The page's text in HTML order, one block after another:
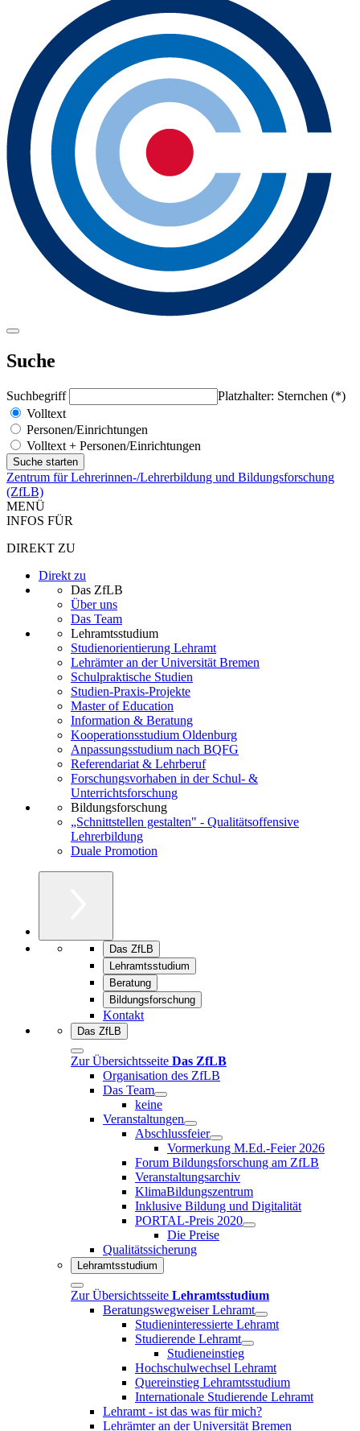
Suche
Suchbegriff
Platzhalter: Sternchen (*)
Volltext
Personen/Einrichtungen
Volltext + Personen/Einrichtungen
Zentrum für Lehrerinnen-/Lehrerbildung und Bildungsforschung
(ZfLB)
MENÜ
INFOS FÜR
DIREKT ZU
Direkt zu
Das ZfLB
Über uns
Das Team
Lehramtsstudium
Studienorientierung Lehramt
Lehrämter an der Universität Bremen
Schulpraktische Studien
Studien-Praxis-Projekte
Master of Education
Information & Beratung
Kooperationsstudium Oldenburg
Anpassungsstudium nach BQFG
Referendariat & Lehrberuf
Forschungsvorhaben in der Schul- &
Unterrichtsforschung
Bildungsforschung
„Schnittstellen gestalten" - Qualitätsoffensive
Lehrerbildung
Duale Promotion
Das ZfLB
Lehramtsstudium
Beratung
Bildungsforschung
Kontakt
Das ZfLB
Zur Übersichtsseite Das ZfLB
Organisation des ZfLB
Das Team
keine
Veranstaltungen
Abschlussfeier
Vormerkung M.Ed.-Feier 2026
Forum Bildungsforschung am ZfLB
Veranstaltungsarchiv
KlimaBildungszentrum
Inklusive Bildung und Digitalität
PORTAL-Preis 2020
Die Preise
Qualitätssicherung
Lehramtsstudium
Zur Übersichtsseite Lehramtsstudium
Beratungswegweiser Lehramt
Studieninteressierte Lehramt
Studierende Lehramt
Studieneinstieg
Hochschulwechsel Lehramt
Quereinstieg Lehramtsstudium
Internationale Studierende Lehramt
Lehramt - ist das was für mich?
Lehrämter an der Universität Bremen